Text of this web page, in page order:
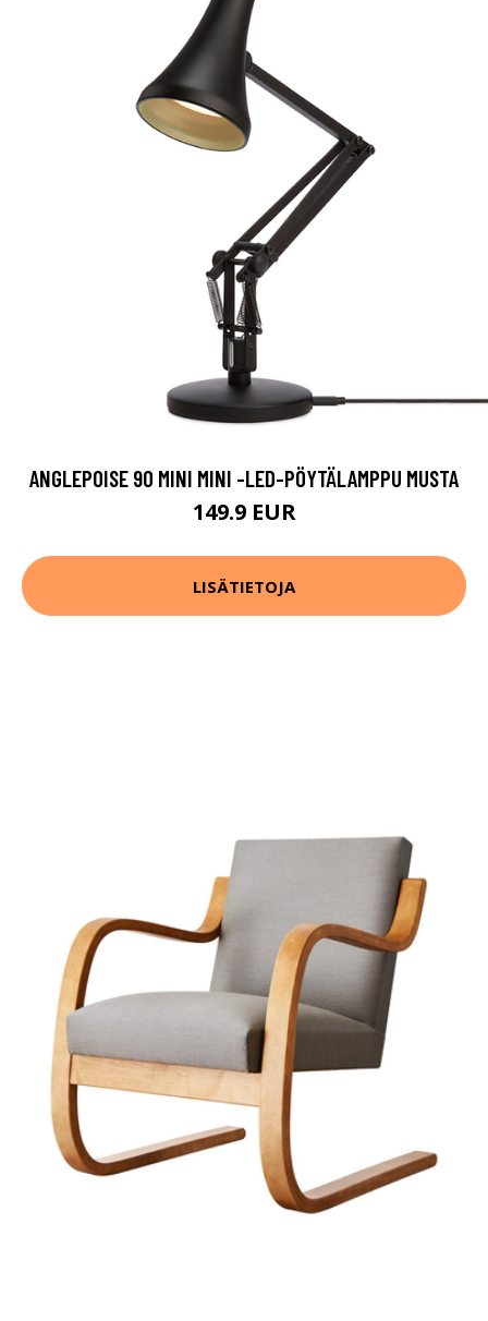
ANGLEPOISE 90 MINI MINI -LED-PÖYTÄLAMPPU MUSTA
149.9 EUR
LISÄTIETOJA